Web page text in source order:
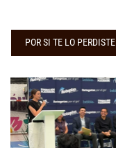
POR SI TE LO PERDISTE